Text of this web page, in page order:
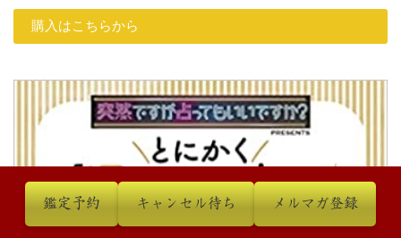
購入はこちらから
鑑定予約 キャンセル待ち メルマガ登録